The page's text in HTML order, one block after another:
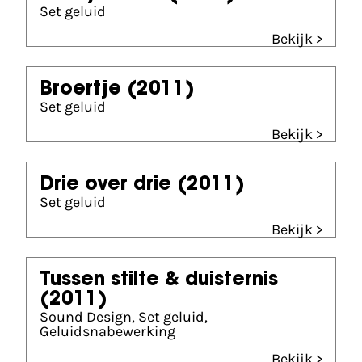
Set geluid
Bekijk >
Broertje (2011)
Set geluid
Bekijk >
Drie over drie (2011)
Set geluid
Bekijk >
Tussen stilte & duisternis
(2011)
Sound Design, Set geluid,
Geluidsnabewerking